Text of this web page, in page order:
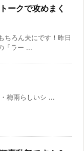
ークで攻めまく
ちろん夫にです！昨日
「ラー ...
・梅雨らしいシ ...